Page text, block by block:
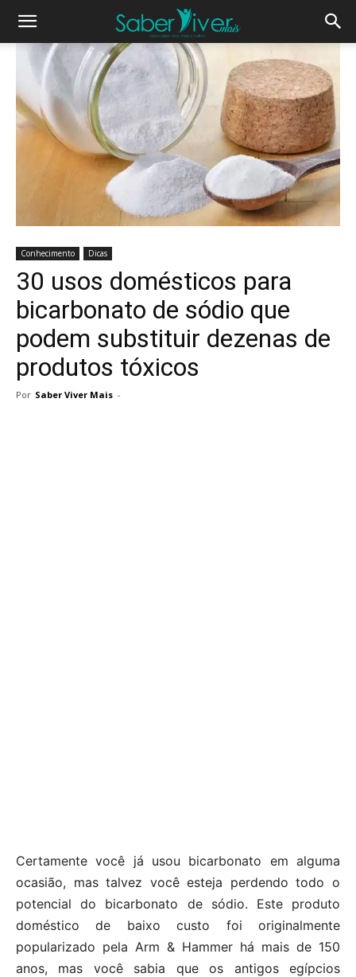
Conhecimento Dicas
30 usos domésticos para
bicarbonato de sódio que
podem substituir dezenas de
produtos tóxicos
Por Saber Viver Mais -
Certamente você já usou bicarbonato em alguma
ocasião, mas talvez você esteja perdendo todo o
potencial do bicarbonato de sódio. Este produto
doméstico de baixo custo foi originalmente
popularizado pela Arm & Hammer há mais de 150
anos, mas você sabia que os antigos egípcios